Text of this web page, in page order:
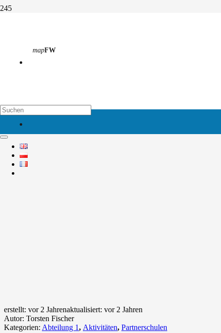
mapFW
Aktivitäten
erstellt: vor 2 Jahrenaktualisiert: vor 2 Jahren
Autor: Torsten Fischer
Kategorien: Abteilung 1, Aktivitäten, Partnerschulen